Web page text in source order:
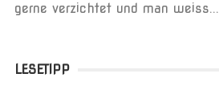
gerne verzichtet und man weiss...
LESETIPP